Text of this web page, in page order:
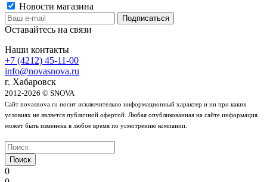
Новости магазина
Оставайтесь на связи
Наши контакты
+7 (4212) 45-11-00
info@novasnova.ru
г. Хабаровск
2012-2026 © SNOVA
Сайт novasnova.ru носит исключительно информационный характер и ни при каких
условиях не является публичной офертой. Любая опубликованная на сайте информация
может быть изменена в любое время по усмотрению компании.
Поиск
0